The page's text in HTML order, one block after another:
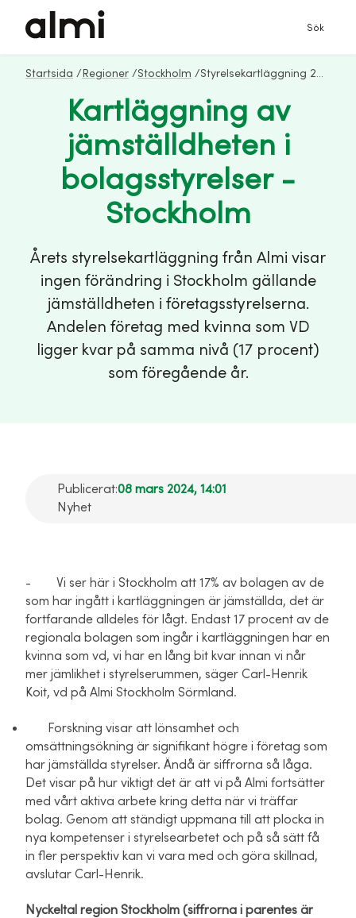
Sök
Startsida / Regioner /Stockholm / Styrelsekartläggning 2024 - Stockholm
Kartläggning av
jämställdheten i
bolagsstyrelser -
Stockholm
Årets styrelsekartläggning från Almi visar
ingen förändring i Stockholm gällande
jämställdheten i företagsstyrelserna.
Andelen företag med kvinna som VD
ligger kvar på samma nivå (17 procent)
som föregående år.
Publicerat:08 mars 2024, 14:01
Nyhet
- Vi ser här i Stockholm att 17% av bolagen av de
som har ingått i kartläggningen är jämställda, det är
fortfarande alldeles för lågt. Endast 17 procent av de
regionala bolagen som ingår i kartläggningen har en
kvinna som vd, vi har en lång bit kvar innan vi når
mer jämlikhet i styrelserummen, säger Carl-Henrik
Koit, vd på Almi Stockholm Sörmland.
Forskning visar att lönsamhet och
omsättningsökning är signifikant högre i företag som
har jämställda styrelser. Ändå är siffrorna så låga.
Det visar på hur viktigt det är att vi på Almi fortsätter
med vårt aktiva arbete kring detta när vi träffar
bolag. Genom att ständigt uppmana till att plocka in
nya kompetenser i styrelsearbetet och på så sätt få
in fler perspektiv kan vi vara med och göra skillnad,
avslutar Carl-Henrik.
Nyckeltal region Stockholm (siffrorna i parentes är